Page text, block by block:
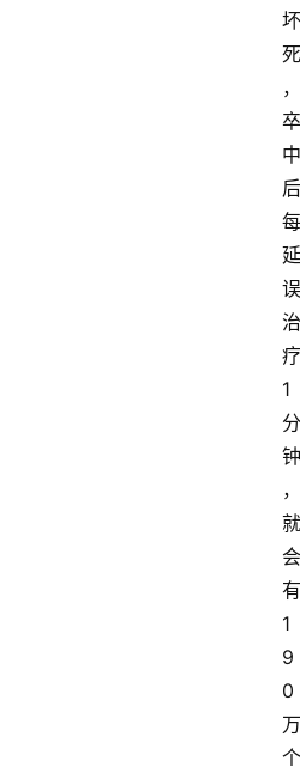
坏
死
，
卒
中
后
每
延
误
治
疗
1
分
钟
，
就
会
有
1
9
0
万
个